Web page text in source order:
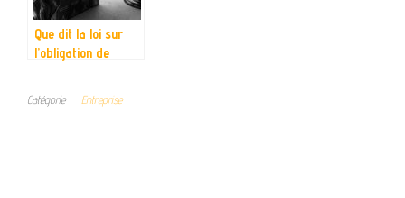
Que dit la loi sur
l’obligation de
par les entreprises
Catégorie Entreprise